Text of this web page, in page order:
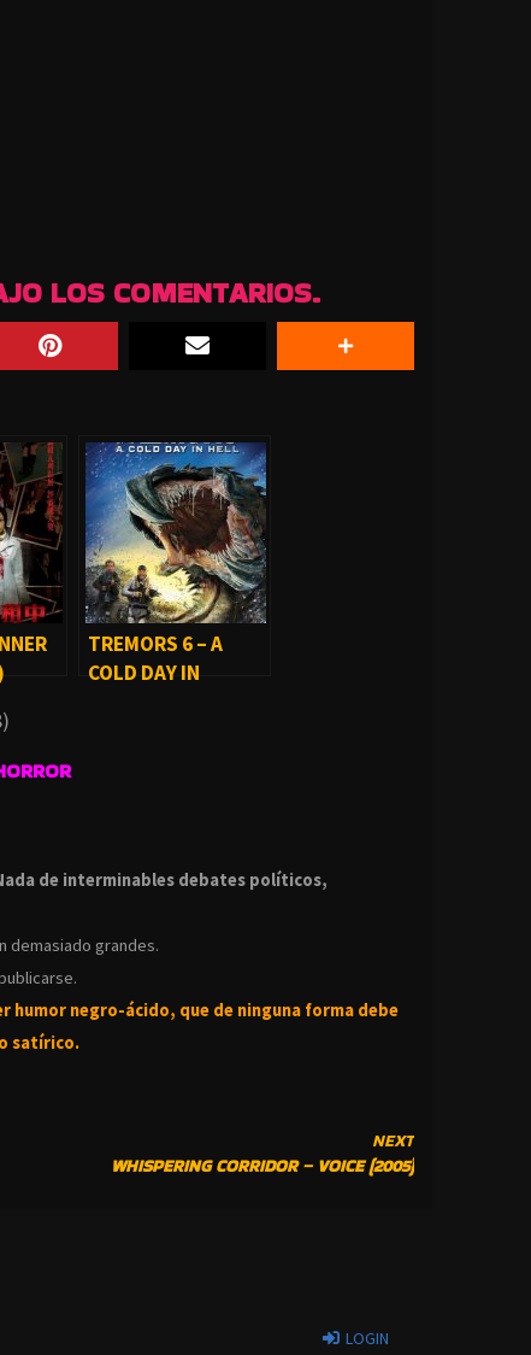
LOS COMENTARIOS.
TREMORS 6 – A
COLD DAY IN
de interminables debates políticos,
demasiado grandes.
humor negro-ácido, que de ninguna forma debe
satírico.
NEXT
WHISPERING CORRIDOR – VOICE (2005)
LOGIN